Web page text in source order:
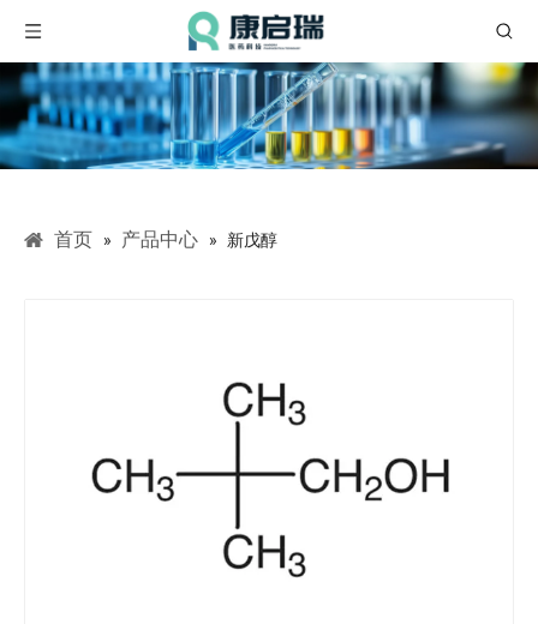
首页 » 产品中心 » 新戊醇